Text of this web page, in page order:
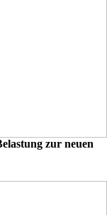
zur neuen